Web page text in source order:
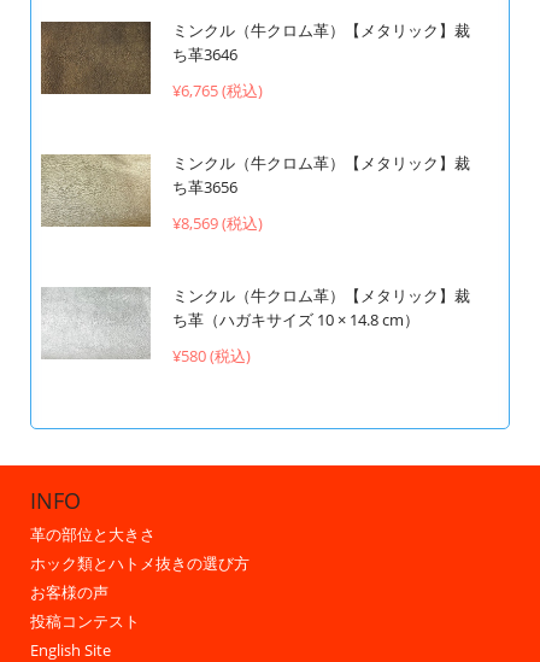
ミンクル（牛クロム革）【メタリック】裁
ち革3646
¥6,765 (税込)
ミンクル（牛クロム革）【メタリック】裁
ち革3656
¥8,569 (税込)
ミンクル（牛クロム革）【メタリック】裁
ち革（ハガキサイズ 10 × 14.8 cm）
¥580 (税込)
INFO
革の部位と大きさ
ホック類とハトメ抜きの選び方
お客様の声
投稿コンテスト
English Site